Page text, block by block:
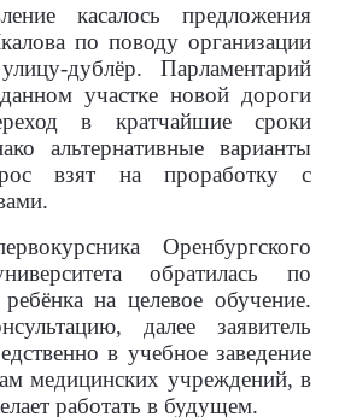
касалось предложения
по поводу организации
дублёр. Парламентарий
участке новой дороги
в кратчайшие сроки
альтернативные варианты
взят на проработку с
Оренбургского
обратилась по
на целевое обучение.
далее заявитель
в учебное заведение
медицинских учреждений, в
работать в будущем.